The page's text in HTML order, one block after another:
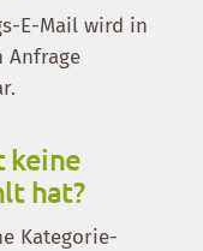
E-Mail wird in
Anfrage
keine
hat?
Kategorie-